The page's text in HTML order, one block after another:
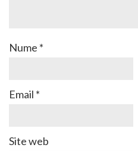
Nume *
Email *
Site web